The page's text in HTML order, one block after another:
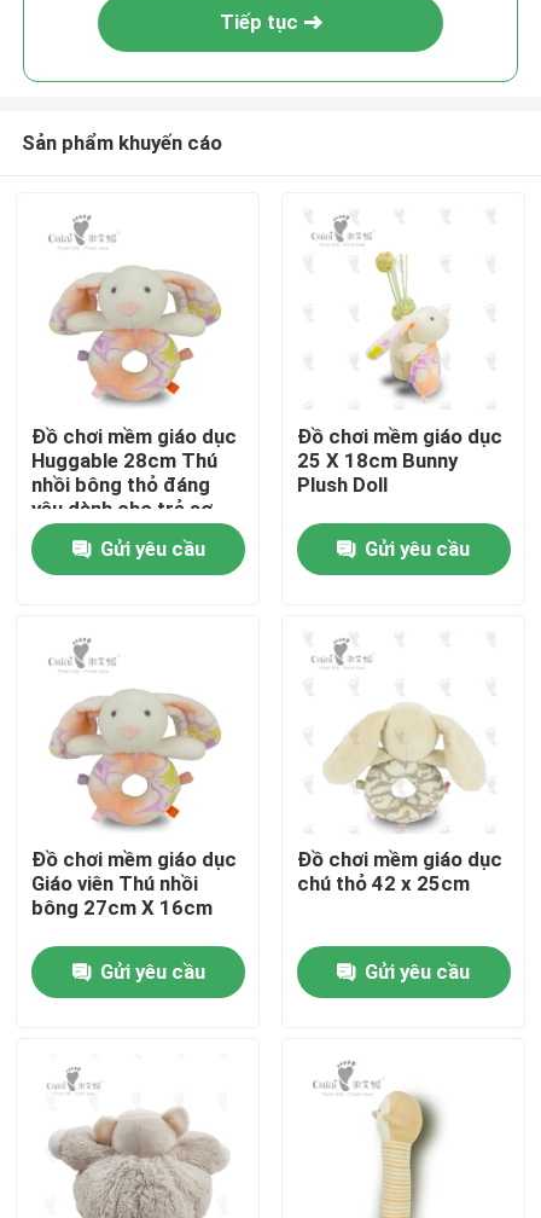
Trang chủ
Video
Về chúng tôi
Tham quan nhà máy
Kiểm soát chất lượng
Liên hệ chúng tôi
Yêu cầu báo giá
Đồ chơi nhồi bông mềm
Tiếp tục
Sản phẩm khuyến cáo
Đồ chơi mềm giáo dục
Huggable 28cm Thú
nhồi bông thỏ đáng
yêu dành cho trẻ sơ
sinh
Gửi yêu cầu
Đồ chơi mềm giáo dục
25 X 18cm Bunny
Plush Doll
Gửi yêu cầu
Đồ chơi mềm giáo dục
Giáo viên Thú nhồi
bông 27cm X 16cm
Gửi yêu cầu
Đồ chơi mềm giáo dục
chú thỏ 42 x 25cm
Gửi yêu cầu